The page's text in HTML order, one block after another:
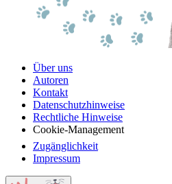
Über uns
Autoren
Kontakt
Datenschutzhinweise
Rechtliche Hinweise
Cookie-Management
Zugänglichkeit
Impressum